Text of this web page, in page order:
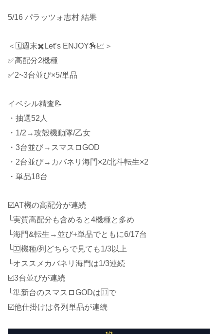
5/16 パラッツォ志村 結果
＜🗓週末✖Let’s ENJOY🏇📈＞
✅高配分2機種
✅2~3台並び×5/単品
イベシル精査📝
・抽選52人
・1/2→攻殻機動隊/乙女
・3台並び→スマスロGOD
・2台並び→カバネリ海門×2/北斗転生×2
・単品18台
☑️AT機の高配分が連続
└実質高配分も含めると4機種と多め
└海門&転生→並び+単品でともに6/17台
└🈁機種/列どちらで見ても1/3以上
└オススメカバネリ海門は1/3連続
☑️3台並びが連続
└準新台のスマスロGODは🈁で
☑️他仕掛けは各列単品が連続